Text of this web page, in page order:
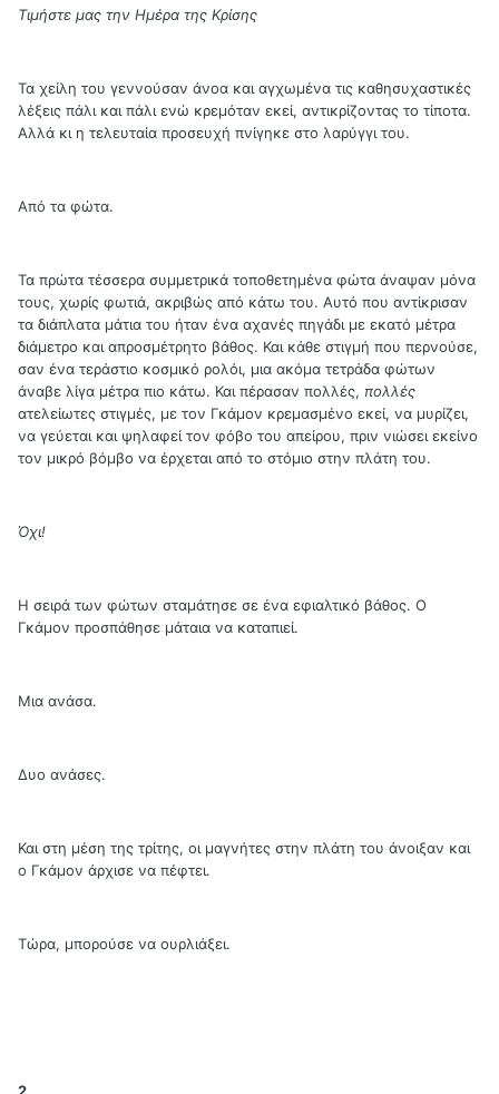
Τιμήστε μας την Ημέρα της Κρίσης
Τα χείλη του γεννούσαν άνοα και αγχωμένα τις καθησυχαστικές
λέξεις πάλι και πάλι ενώ κρεμόταν εκεί, αντικρίζοντας το τίποτα.
Αλλά κι η τελευταία προσευχή πνίγηκε στο λαρύγγι του.
Από τα φώτα.
Τα πρώτα τέσσερα συμμετρικά τοποθετημένα φώτα άναψαν μόνα
τους, χωρίς φωτιά, ακριβώς από κάτω του. Αυτό που αντίκρισαν
τα διάπλατα μάτια του ήταν ένα αχανές πηγάδι με εκατό μέτρα
διάμετρο και απροσμέτρητο βάθος. Και κάθε στιγμή που περνούσε,
σαν ένα τεράστιο κοσμικό ρολόι, μια ακόμα τετράδα φώτων
άναβε λίγα μέτρα πιο κάτω. Και πέρασαν πολλές, πολλές
ατελείωτες στιγμές, με τον Γκάμον κρεμασμένο εκεί, να μυρίζει,
να γεύεται και ψηλαφεί τον φόβο του απείρου, πριν νιώσει εκείνο
τον μικρό βόμβο να έρχεται από το στόμιο στην πλάτη του.
Όχι!
Η σειρά των φώτων σταμάτησε σε ένα εφιαλτικό βάθος. Ο
Γκάμον προσπάθησε μάταια να καταπιεί.
Μια ανάσα.
Δυο ανάσες.
Και στη μέση της τρίτης, οι μαγνήτες στην πλάτη του άνοιξαν και
ο Γκάμον άρχισε να πέφτει.
Τώρα, μπορούσε να ουρλιάξει.